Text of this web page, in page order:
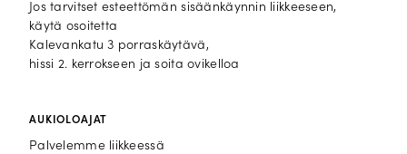
Jos tarvitset esteettömän sisäänkäynnin liikkeeseen,
käytä osoitetta
Kalevankatu 3 porraskäytävä,
hissi 2. kerrokseen ja soita ovikelloa
AUKIOLOAJAT
Palvelemme liikkeessä